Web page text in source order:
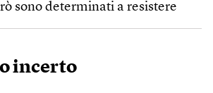
sono determinati a resistere
incerto